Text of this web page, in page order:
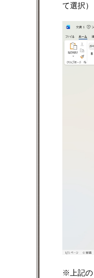
て選択）
※上記の